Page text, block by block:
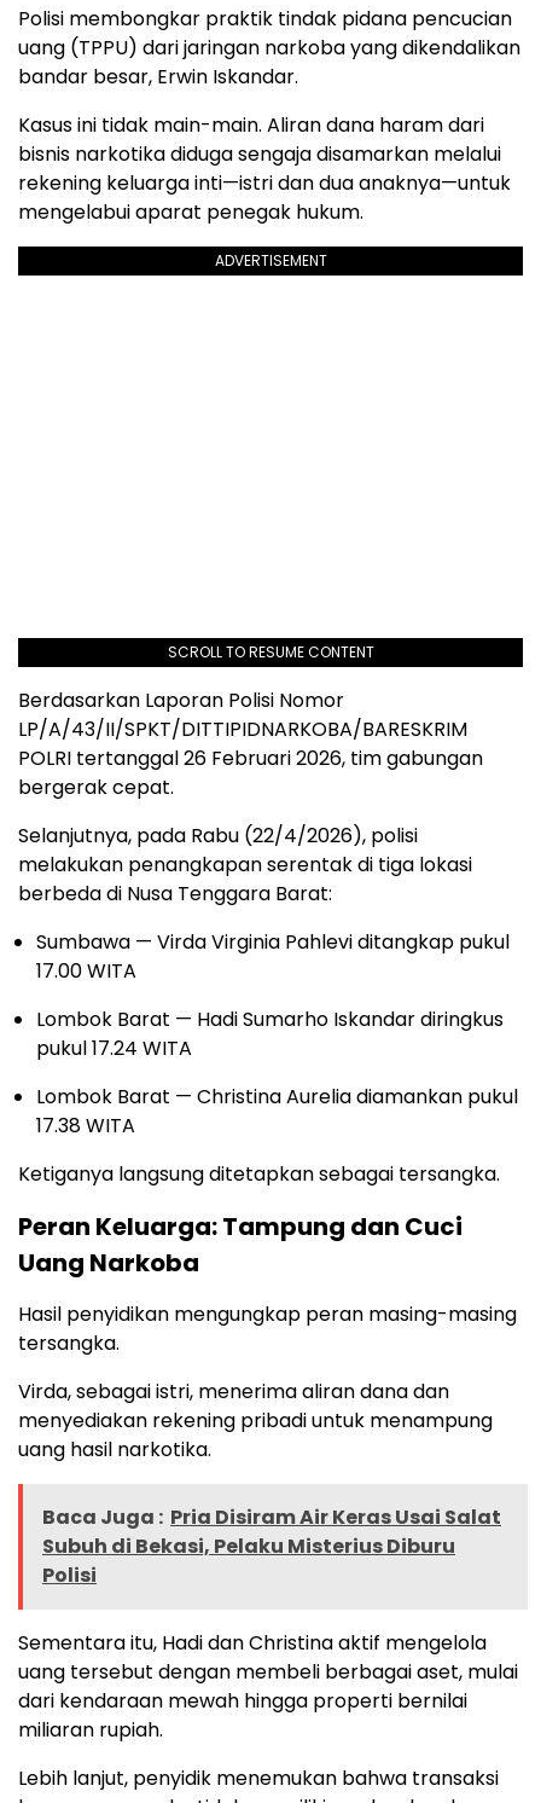
Polisi membongkar praktik tindak pidana pencucian
uang (TPPU) dari jaringan narkoba yang dikendalikan
bandar besar, Erwin Iskandar.
Kasus ini tidak main-main. Aliran dana haram dari
bisnis narkotika diduga sengaja disamarkan melalui
rekening keluarga inti—istri dan dua anaknya—untuk
mengelabui aparat penegak hukum.
ADVERTISEMENT
SCROLL TO RESUME CONTENT
Berdasarkan Laporan Polisi Nomor
LP/A/43/II/SPKT/DITTIPIDNARKOBA/BARESKRIM
POLRI tertanggal 26 Februari 2026, tim gabungan
bergerak cepat.
Selanjutnya, pada Rabu (22/4/2026), polisi
melakukan penangkapan serentak di tiga lokasi
berbeda di Nusa Tenggara Barat:
Sumbawa — Virda Virginia Pahlevi ditangkap pukul
17.00 WITA
Lombok Barat — Hadi Sumarho Iskandar diringkus
pukul 17.24 WITA
Lombok Barat — Christina Aurelia diamankan pukul
17.38 WITA
Ketiganya langsung ditetapkan sebagai tersangka.
Peran Keluarga: Tampung dan Cuci
Uang Narkoba
Hasil penyidikan mengungkap peran masing-masing
tersangka.
Virda, sebagai istri, menerima aliran dana dan
menyediakan rekening pribadi untuk menampung
uang hasil narkotika.
Baca Juga : Pria Disiram Air Keras Usai Salat
Subuh di Bekasi, Pelaku Misterius Diburu
Polisi
Sementara itu, Hadi dan Christina aktif mengelola
uang tersebut dengan membeli berbagai aset, mulai
dari kendaraan mewah hingga properti bernilai
miliaran rupiah.
Lebih lanjut, penyidik menemukan bahwa transaksi